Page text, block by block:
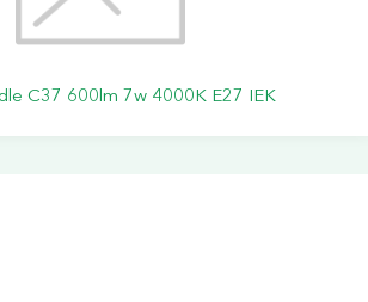
C37 600lm 7w 4000K E27 IEK